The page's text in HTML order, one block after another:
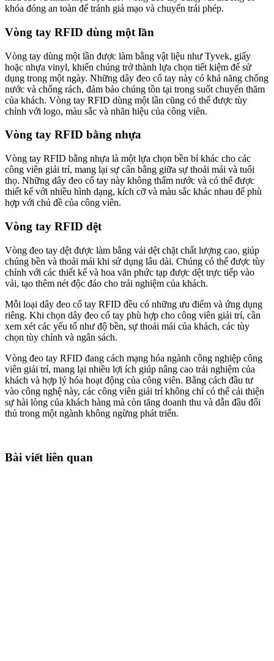
khóa đóng an toàn để tránh giả mạo và chuyển trái phép.
Vòng tay RFID dùng một lần
Vòng tay dùng một lần được làm bằng vật liệu như Tyvek, giấy
hoặc nhựa vinyl, khiến chúng trở thành lựa chọn tiết kiệm để sử
dụng trong một ngày. Những dây đeo cổ tay này có khả năng chống
nước và chống rách, đảm bảo chúng tồn tại trong suốt chuyến thăm
của khách. Vòng tay RFID dùng một lần cũng có thể được tùy
chỉnh với logo, màu sắc và nhãn hiệu của công viên.
Vòng tay RFID bằng nhựa
Vòng tay RFID bằng nhựa là một lựa chọn bền bỉ khác cho các
công viên giải trí, mang lại sự cân bằng giữa sự thoải mái và tuổi
thọ. Những dây đeo cổ tay này không thấm nước và có thể được
thiết kế với nhiều hình dạng, kích cỡ và màu sắc khác nhau để phù
hợp với chủ đề của công viên.
Vòng tay RFID dệt
Vòng đeo tay dệt được làm bằng vải dệt chặt chất lượng cao, giúp
chúng bền và thoải mái khi sử dụng lâu dài. Chúng có thể được tùy
chỉnh với các thiết kế và hoa văn phức tạp được dệt trực tiếp vào
vải, tạo thêm nét độc đáo cho trải nghiệm của khách.
Mỗi loại dây đeo cổ tay RFID đều có những ưu điểm và ứng dụng
riêng. Khi chọn dây đeo cổ tay phù hợp cho công viên giải trí, cần
xem xét các yếu tố như độ bền, sự thoải mái của khách, các tùy
chọn tùy chỉnh và ngân sách.
Vòng đeo tay RFID đang cách mạng hóa ngành công nghiệp công
viên giải trí, mang lại nhiều lợi ích giúp nâng cao trải nghiệm của
khách và hợp lý hóa hoạt động của công viên. Bằng cách đầu tư
vào công nghệ này, các công viên giải trí không chỉ có thể cải thiện
sự hài lòng của khách hàng mà còn tăng doanh thu và dẫn đầu đối
thủ trong một ngành không ngừng phát triển.
Bài viết liên quan